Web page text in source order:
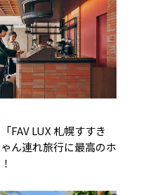
「FAV LUX 札幌すすき
ん連れ旅行に最高のホ
寄せられた
介します
る